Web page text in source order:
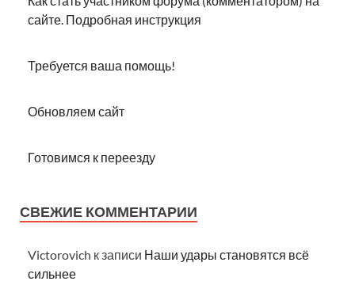
сайте. Подробная инструкция
Требуется ваша помощь!
Обновляем сайт
Готовимся к переезду
СВЕЖИЕ КОММЕНТАРИИ
Victorovich к записи Наши удары становятся всё
сильнее